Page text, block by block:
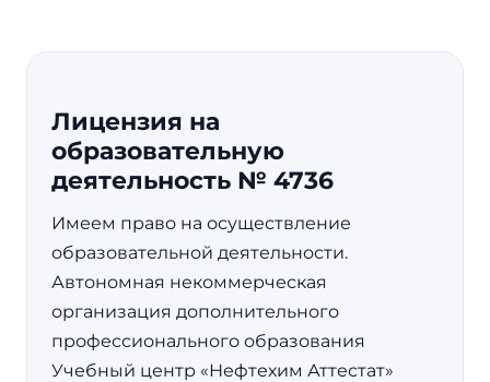
Лицензия на
образовательную
деятельность № 4736
Имеем право на осуществление
образовательной деятельности.
Автономная некоммерческая
организация дополнительного
профессионального образования
Учебный центр «Нефтехим Аттестат»